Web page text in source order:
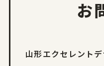
お
山形エクセレント